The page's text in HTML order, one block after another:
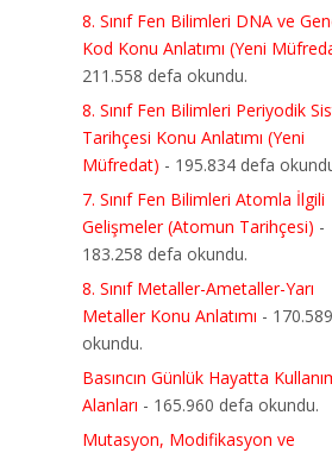
8. Sınıf Fen Bilimleri DNA ve
Kod Konu Anlatımı (Yeni
211.558 defa okundu.
8. Sınıf Fen Bilimleri Periyodik
Tarihçesi Konu Anlatımı (Yeni
Müfredat) - 195.834 defa
7. Sınıf Fen Bilimleri Atomla İlgili
Gelişmeler (Atomun Tarihçesi) -
183.258 defa okundu.
8. Sınıf Metaller-Ametaller-Yarı
Metaller Konu Anlatımı -
okundu.
Basıncın Günlük Hayatta
Alanları - 165.960 defa okundu.
Mutasyon, Modifikasyon ve